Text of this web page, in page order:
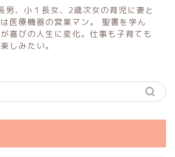
男、小１長女、2歳次女の育児に妻と
医療機器の営業マン。 聖書を学ん
喜びの人生に変化。仕事も子育ても
しみたい。